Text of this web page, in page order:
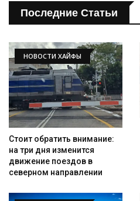
Последние Статьи
НОВОСТИ ХАЙФЫ
Стоит обратить внимание:
на три дня изменится
движение поездов в
северном направлении